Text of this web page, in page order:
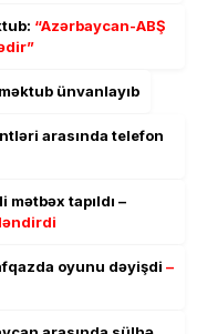
“Azərbaycan-ABŞ
ünvanlayıb
arasında telefon
tapıldı –
oyunu dəyişdi –